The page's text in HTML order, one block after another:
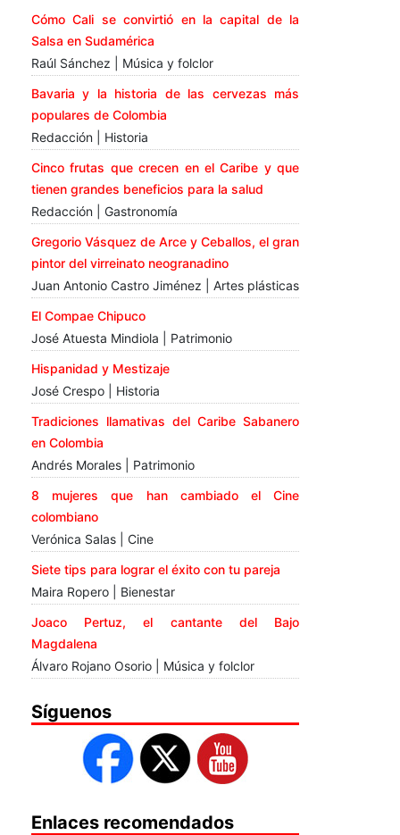
Cómo Cali se convirtió en la capital de la
Salsa en Sudamérica
Raúl Sánchez | Música y folclor
Bavaria y la historia de las cervezas más
populares de Colombia
Redacción | Historia
Cinco frutas que crecen en el Caribe y que
tienen grandes beneficios para la salud
Redacción | Gastronomía
Gregorio Vásquez de Arce y Ceballos, el gran
pintor del virreinato neogranadino
Juan Antonio Castro Jiménez | Artes plásticas
El Compae Chipuco
José Atuesta Mindiola | Patrimonio
Hispanidad y Mestizaje
José Crespo | Historia
Tradiciones llamativas del Caribe Sabanero
en Colombia
Andrés Morales | Patrimonio
8 mujeres que han cambiado el Cine
colombiano
Verónica Salas | Cine
Siete tips para lograr el éxito con tu pareja
Maira Ropero | Bienestar
Joaco Pertuz, el cantante del Bajo
Magdalena
Álvaro Rojano Osorio | Música y folclor
Síguenos
Enlaces recomendados